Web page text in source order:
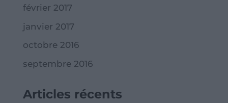
février 2017
janvier 2017
octobre 2016
septembre 2016
Articles récents